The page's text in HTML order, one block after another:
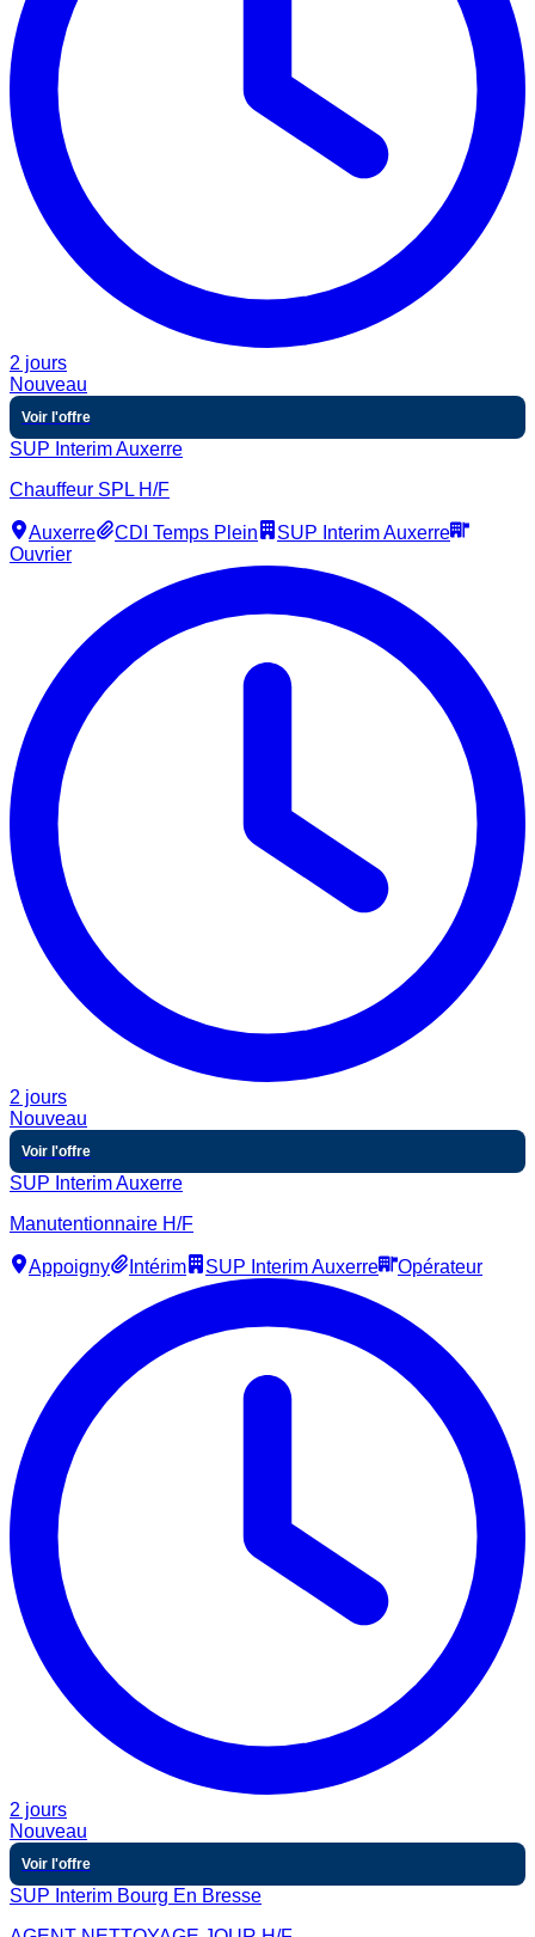
2 jours
Nouveau
Voir l'offre
SUP Interim Auxerre
Chauffeur SPL H/F
Auxerre CDI Temps Plein
SUP Interim Auxerre
Ouvrier
2 jours
Nouveau
Voir l'offre
SUP Interim Auxerre
Manutentionnaire H/F
Appoigny Intérim SUP Interim Auxerre Opérateur
2 jours
Nouveau
Voir l'offre
SUP Interim Bourg En Bresse